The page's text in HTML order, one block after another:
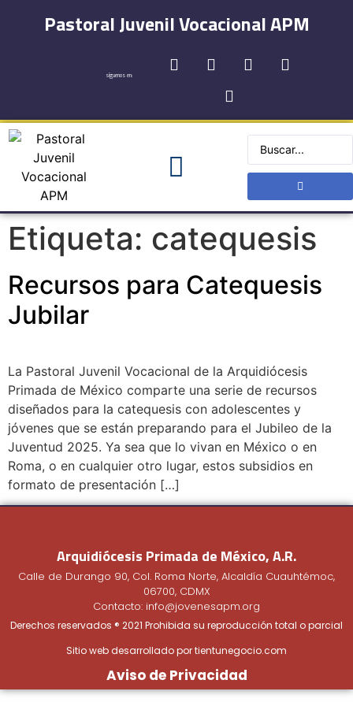
Pastoral Juvenil Vocacional APM
síguenos en:
Etiqueta: catequesis
Recursos para Catequesis
Jubilar
La Pastoral Juvenil Vocacional de la Arquidiócesis
Primada de México comparte una serie de recursos
diseñados para la catequesis con adolescentes y
jóvenes que se están preparando para el Jubileo de la
Juventud 2025. Ya sea que lo vivan en México o en
Roma, o en cualquier otro lugar, estos subsidios en
formato de presentación […]
Arquidiócesis Primada de México, A.R.
Calle de Durango 90, Col. Roma Norte, Alcaldía Cuauhtémoc,
06700, CDMX
Contacto: info@jovenesapm.org
Derechos reservados ® 2021 Prohibida su reproducción total o parcial
Sitio web desarrollado por tientunegocio.com
Aviso de Privacidad